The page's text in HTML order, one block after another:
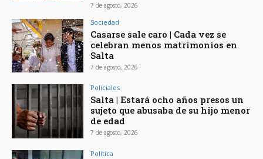
7 de agosto, 2026
Sociedad
Casarse sale caro | Cada vez se
celebran menos matrimonios en
Salta
7 de agosto, 2026
Policiales
Salta | Estará ocho años presos un
sujeto que abusaba de su hijo menor
de edad
7 de agosto, 2026
Política